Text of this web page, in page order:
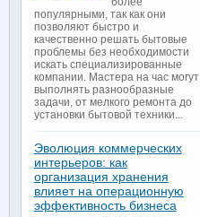
популярными, так как они
позволяют быстро и
качественно решать бытовые
проблемы без необходимости
искать специализированные
компании. Мастера на час могут
выполнять разнообразные
задачи, от мелкого ремонта до
установки бытовой техники...
Эволюция коммерческих
интерьеров: как
организация хранения
влияет на операционную
эффективность бизнеса